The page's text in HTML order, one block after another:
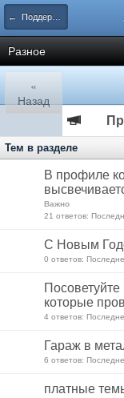
← Поддержка пользователей форума
Разное
«
Назад
Тем в разделе
В профиле
Важно
21 ответов:
С Новым
0 ответов:
Посоветуйте
которые
4 ответов:
Гараж в
6 ответов:
платные